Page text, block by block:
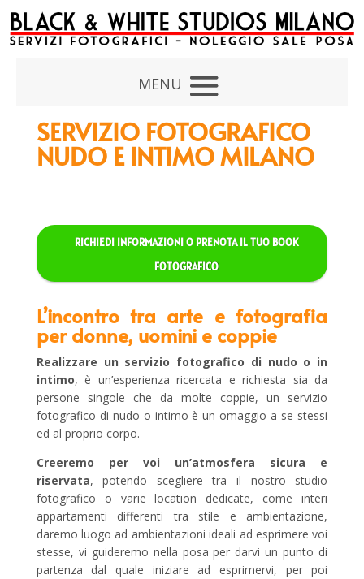
SERVIZIO FOTOGRAFICO
NUDO E INTIMO MILANO
richiedi informazioni o prenota il tuo book
fotografico
L’incontro tra arte e fotografia
per donne, uomini e coppie
Realizzare un servizio fotografico di nudo o in
intimo, è un’esperienza ricercata e richiesta sia da
persone singole che da molte coppie, un servizio
fotografico di nudo o intimo è un omaggio a se stessi
ed al proprio corpo.
Creeremo per voi un’atmosfera sicura e
riservata, potendo scegliere tra il nostro studio
fotografico o varie location dedicate, come interi
appartamenti differenti tra stile e ambientazione,
daremo luogo ad ambientazioni ideali ad esprimere voi
stesse, vi guideremo nella posa per darvi un punto di
partenza dal quale iniziare ad esprimervi, per poi